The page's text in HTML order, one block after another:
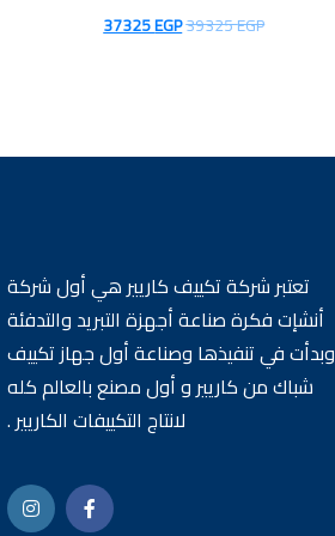
39325EGP
السعر37325EGP
السعر
تعتبر شركة تكييف كاريير هي أول شركة
أنشإت فكرة صناعة أجهزة التبريد والتدفئة
وبدأت في تنفيذها وصناعة أول جهاز تكييف
شباك من كاريير و أول مصنع بالعالم كله
لانتاج التكييفات الكاريير .